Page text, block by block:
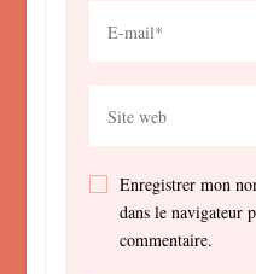
Enregistrer mon
dans le navigateur
commentaire.